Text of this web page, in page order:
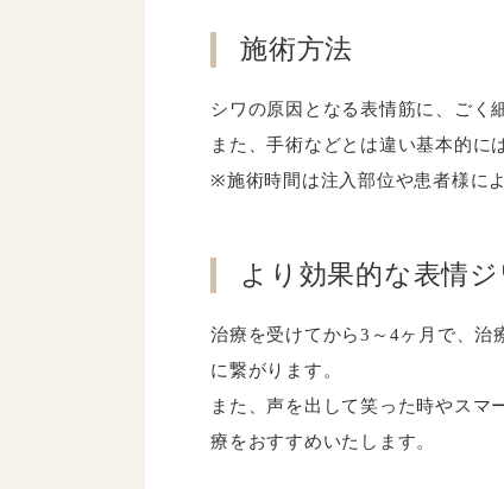
施術方法
シワの原因となる表情筋に、ごく
また、手術などとは違い基本的に
※施術時間は注入部位や患者様に
より効果的な表情
治療を受けてから3～4ヶ月で、治
に繋がります。
また、声を出して笑った時やスマ
療をおすすめいたします。